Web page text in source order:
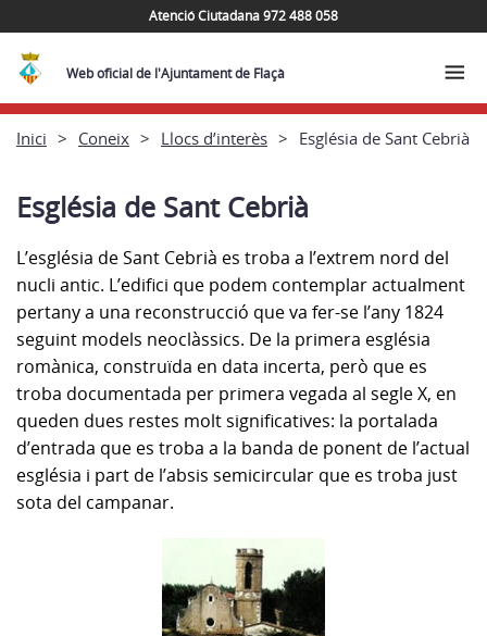
Atenció Ciutadana 972 488 058
Web oficial de l'Ajuntament de Flaçà
Inici Coneix Llocs d’interès Església de Sant Cebrià
Església de Sant Cebrià
L’església de Sant Cebrià es troba a l’extrem nord del
nucli antic. L’edifici que podem contemplar actualment
pertany a una reconstrucció que va fer-se l’any 1824
seguint models neoclàssics. De la primera església
romànica, construïda en data incerta, però que es
troba documentada per primera vegada al segle X, en
queden dues restes molt significatives: la portalada
d’entrada que es troba a la banda de ponent de l’actual
església i part de l’absis semicircular que es troba just
sota del campanar.